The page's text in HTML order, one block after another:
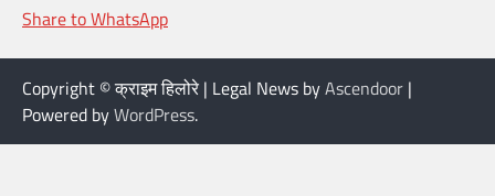
Share to WhatsApp
Copyright © क्राइम हिलोरे | Legal News byAscendoor |
Powered byWordPress.